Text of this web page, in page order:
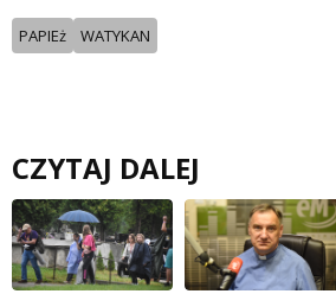
PAPIEż WATYKAN
CZYTAJ DALEJ